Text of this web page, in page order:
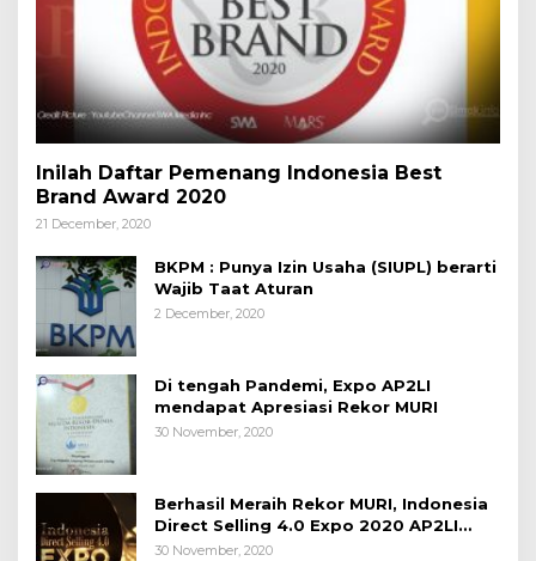
Inilah Daftar Pemenang Indonesia Best
Brand Award 2020
21 December, 2020
BKPM : Punya Izin Usaha (SIUPL) berarti
Wajib Taat Aturan
2 December, 2020
Di tengah Pandemi, Expo AP2LI
mendapat Apresiasi Rekor MURI
30 November, 2020
Berhasil Meraih Rekor MURI, Indonesia
Direct Selling 4.0 Expo 2020 AP2LI
berakhir sangat memuaskan
30 November, 2020